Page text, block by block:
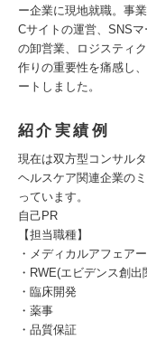
ー企業に現地就職。事
Cサイトの運営、SNS
の卸営業、ロジスティ
作りの重要性を痛感し
ートしました。
紹介実績例
現在は双方型コンサル
ヘルスケア関連企業の
っています。
自己PR
【担当職種】
・メディカルアフェア
・RWE(エビデンス創出
・臨床開発
・薬事
・品質保証